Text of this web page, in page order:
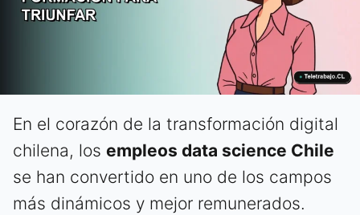
En el corazón de la transformación digital
chilena, los empleos data science Chile
se han convertido en uno de los campos
más dinámicos y mejor remunerados.